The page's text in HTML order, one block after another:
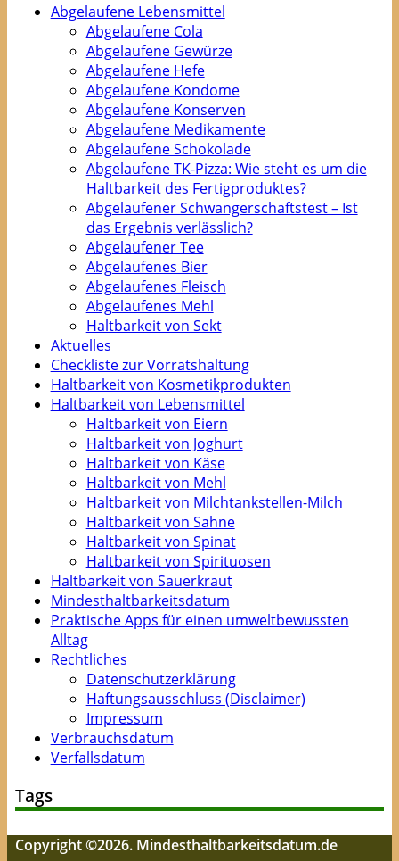
Abgelaufene Lebensmittel
Abgelaufene Cola
Abgelaufene Gewürze
Abgelaufene Hefe
Abgelaufene Kondome
Abgelaufene Konserven
Abgelaufene Medikamente
Abgelaufene Schokolade
Abgelaufene TK-Pizza: Wie steht es um die
Haltbarkeit des Fertigproduktes?
Abgelaufener Schwangerschaftstest – Ist
das Ergebnis verlässlich?
Abgelaufener Tee
Abgelaufenes Bier
Abgelaufenes Fleisch
Abgelaufenes Mehl
Haltbarkeit von Sekt
Aktuelles
Checkliste zur Vorratshaltung
Haltbarkeit von Kosmetikprodukten
Haltbarkeit von Lebensmittel
Haltbarkeit von Eiern
Haltbarkeit von Joghurt
Haltbarkeit von Käse
Haltbarkeit von Mehl
Haltbarkeit von Milchtankstellen-Milch
Haltbarkeit von Sahne
Haltbarkeit von Spinat
Haltbarkeit von Spirituosen
Haltbarkeit von Sauerkraut
Mindesthaltbarkeitsdatum
Praktische Apps für einen umweltbewussten
Alltag
Rechtliches
Datenschutzerklärung
Haftungsausschluss (Disclaimer)
Impressum
Verbrauchsdatum
Verfallsdatum
Tags
Copyright ©2026. Mindesthaltbarkeitsdatum.de